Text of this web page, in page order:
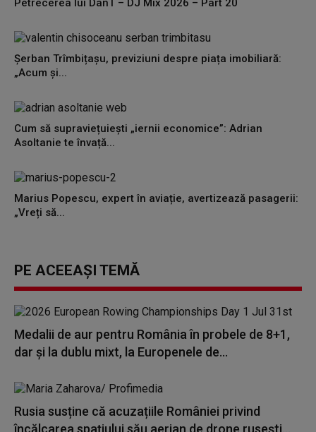
Petrecerea lui DanT – DJ Mix 2026 – Part 20
Șerban Trîmbițașu, previziuni despre piața imobiliară:
„Acum și...
Cum să supraviețuiești „iernii economice”: Adrian
Asoltanie te învață...
Marius Popescu, expert în aviație, avertizează pasagerii:
„Vreți să...
PE ACEEAȘI TEMĂ
Medalii de aur pentru România în probele de 8+1,
dar și la dublu mixt, la Europenele de...
Rusia susține că acuzațiile României privind
încălcarea spațiului său aerian de drone rusești...